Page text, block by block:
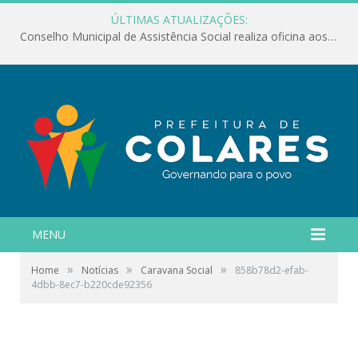
ÚLTIMAS ATUALIZAÇÕES:
Conselho Municipal de Assistência Social realiza oficina aos servidores
MENU
Home » Notícias » Caravana Social »
858b78d2-efab-
4dbb-8ec7-b220cde92356